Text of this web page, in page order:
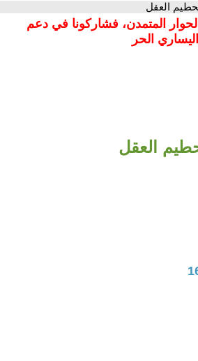
العقل
المتمدن، فشاركونا في دعم
الحر
العقل